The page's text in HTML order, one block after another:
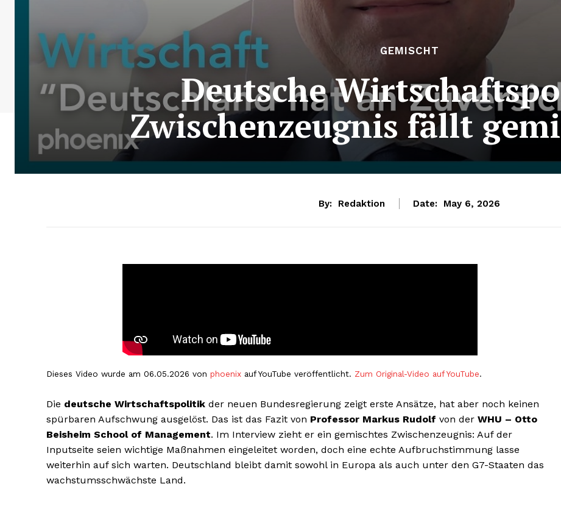
GEMISCHT
Deutsche
Zwischenzeugnis fällt
By: Redaktion Date: May 6, 2026
Dieses Video wurde am 06.05.2026 von phoenix auf YouTube veröffentlicht. Zum Original-Video auf YouTube.
Die deutsche Wirtschaftspolitik der neuen Bundesregierung zeigt erste Ansätze, hat aber noch keinen
spürbaren Aufschwung ausgelöst. Das ist das Fazit von Professor Markus Rudolf von der WHU – Otto
Beisheim School of Management. Im Interview zieht er ein gemischtes Zwischenzeugnis: Auf der
Inputseite seien wichtige Maßnahmen eingeleitet worden, doch eine echte Aufbruchstimmung lasse
weiterhin auf sich warten. Deutschland bleibt damit sowohl in Europa als auch unter den G7-Staaten das
wachstumsschwächste Land.